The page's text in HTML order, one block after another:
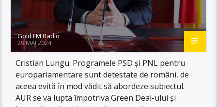
Gold FM Radio
29 MAI 2024
Cristian Lungu: Programele PSD şi PNL pentru
europarlamentare sunt detestate de români, de
aceea evită în mod vădit să abordeze subiectul.
AUR se va lupta împotriva Green Deal-ului şi